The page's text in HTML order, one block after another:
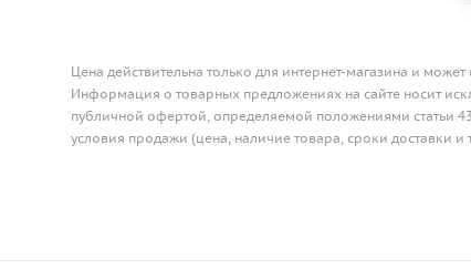
Цена действительна только для интернет-магазина и
Информация о товарных предложениях на сайте носит
публичной офертой, определяемой положениями статьи
условия продажи (цена, наличие товара, сроки доставки и